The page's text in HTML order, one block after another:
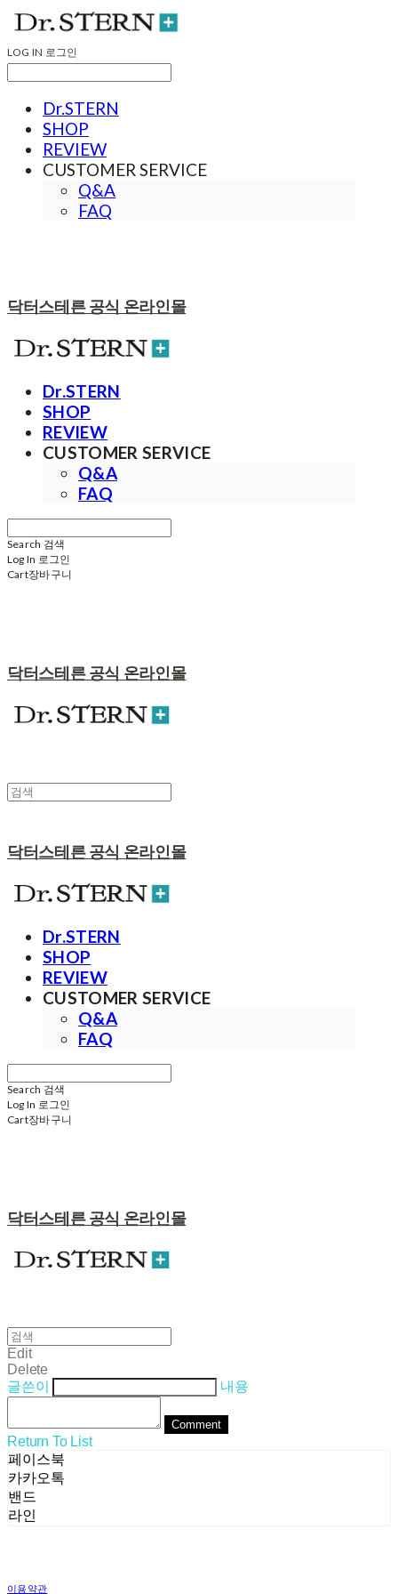
LOG IN 로그인
Dr.STERN
SHOP
REVIEW
CUSTOMER SERVICE
Q&A
FAQ
닥터스테른 공식 온라인몰
Dr.STERN
SHOP
REVIEW
CUSTOMER SERVICE
Q&A
FAQ
Search 검색
Log In 로그인
Cart장바구니
닥터스테른 공식 온라인몰
닥터스테른 공식 온라인몰
Dr.STERN
SHOP
REVIEW
CUSTOMER SERVICE
Q&A
FAQ
Search 검색
Log In 로그인
Cart장바구니
닥터스테른 공식 온라인몰
Edit
Delete
글쓴이
내용
Comment
Return To List
페이스북
카카오톡
밴드
라인
이용약관